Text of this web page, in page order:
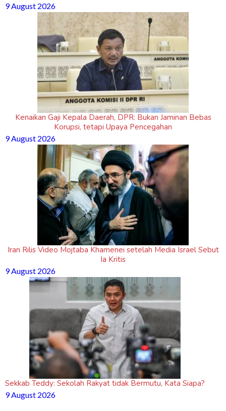
9 August 2026
Kenaikan Gaji Kepala Daerah, DPR: Bukan Jaminan Bebas
Korupsi, tetapi Upaya Pencegahan
9 August 2026
Iran Rilis Video Mojtaba Khamenei setelah Media Israel Sebut
Ia Kritis
9 August 2026
Sekkab Teddy: Sekolah Rakyat tidak Bermutu, Kata Siapa?
9 August 2026